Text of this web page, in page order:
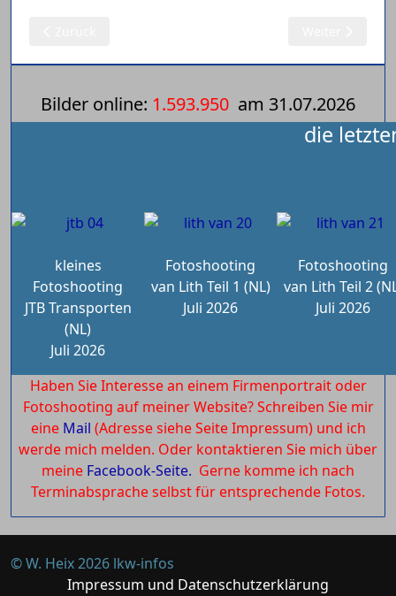
Bilder online: 1.593.950 am 31.07.2026
die
kleines
Fotoshooting
JTB Transporten
(NL)
Juli 2026
Fotoshooting
van Lith Teil 1 (NL)
Juli 2026
Fotoshooting
van Lith Teil 2
Juli 2026
Haben Sie Interesse an einem Firmenportrait oder
Fotoshooting auf meiner Website? Schreiben Sie mir
eine Mail (Adresse siehe Seite Impressum) und ich
werde mich melden. Oder kontaktieren Sie mich über
meine Facebook-Seite. Gerne komme ich nach
Terminabsprache selbst für entsprechende Fotos.
© W. Heix 2026 lkw-infos
Impressum und Datenschutzerklärung